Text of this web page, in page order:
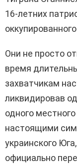
16-летних
Они не просто
время
захватчикам
ликвидировав
одного
настоящими
украинского
официально